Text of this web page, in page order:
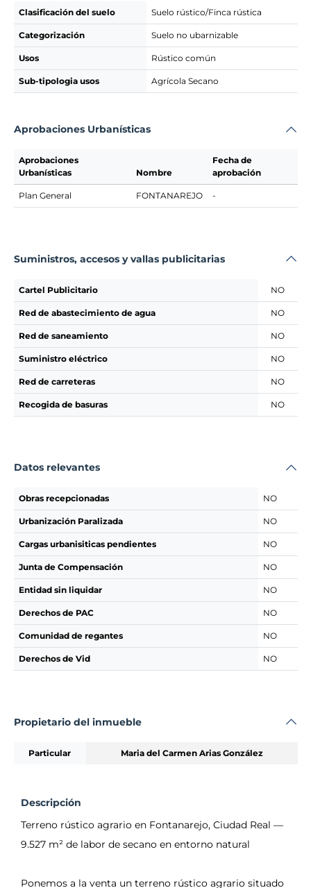
Clasificación del suelo Suelo rústico/Finca rústica
Categorización Suelo no ubarnizable
Usos Rústico común
Sub-tipologia usos Agrícola Secano
Aprobaciones Urbanísticas
Aprobaciones
Urbanísticas
Nombre
Fecha de
aprobación
Plan General FONTANAREJO -
Suministros, accesos y vallas publicitarias
Cartel Publicitario NO
Red de abastecimiento de agua NO
Red de saneamiento NO
Suministro eléctrico NO
Red de carreteras NO
Recogida de basuras NO
Datos relevantes
Obras recepcionadas NO
Urbanización Paralizada NO
Cargas urbanisiticas pendientes NO
Junta de Compensación NO
Entidad sin liquidar NO
Derechos de PAC NO
Comunidad de regantes NO
Derechos de Vid NO
Propietario del inmueble
Particular Maria del Carmen Arias González
Descripción